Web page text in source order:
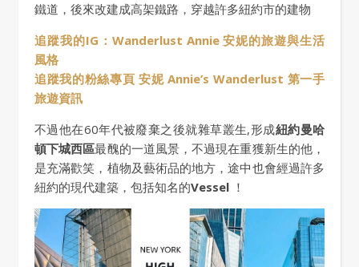
鐵道，後來改建成高架鐵路，穿越許多紐約市的建物
追蹤我的IG：Wanderlust Annie 安妮的旅遊與生活
風格
追蹤我的粉絲專頁 安妮 Annie’s Wanderlust 第一手
旅遊資訊
不過他在60年代被廢棄之後就雜草叢生,形成紐約曼哈
頓下城西區最醜的一道風景，不過現在重獲新生的他，
是充滿歡笑，植物及藝術品的地方，途中也會經過許多
紐約的現代建築，包括知名的Vessel ！